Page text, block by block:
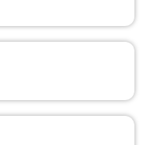
A3 E15. Continuer